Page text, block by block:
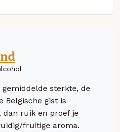
sterkte, de
Belgische gist is
dan ruik en proef je
fruitige aroma.